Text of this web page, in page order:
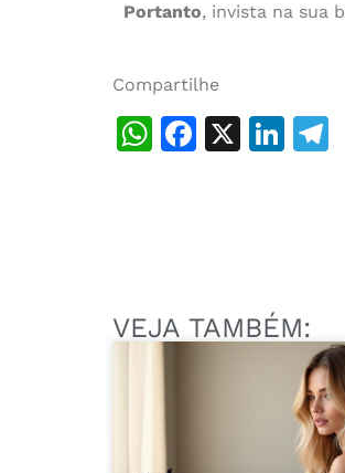
Portanto, invista na sua
Compartilhe
WhatsApp
Facebook
X
VEJA TAMBÉM: